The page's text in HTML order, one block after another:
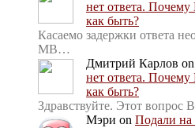
нет ответа.
как быть?
Касаемо задержки ответа
МВ…
Дмитрий Карлов on
нет ответа.
как быть?
Здравствуйте. Этот вопрос
Мэри on Подали на